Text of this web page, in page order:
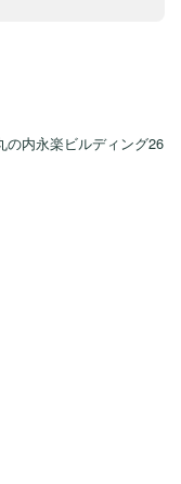
内永楽ビルディング26